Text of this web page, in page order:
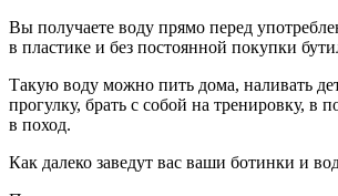
Вы получаете воду прямо перед
в пластике и без постоянной покупки
Такую воду можно пить дома, наливать
прогулку, брать с собой на тренировку, в
в поход.
Как далеко заведут вас ваши ботинки и